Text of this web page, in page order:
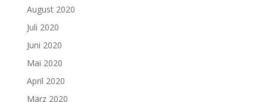
August 2020
Juli 2020
Juni 2020
Mai 2020
April 2020
März 2020